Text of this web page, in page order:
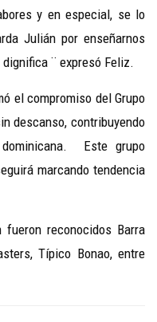
y en especial, se lo
Julián por enseñarnos
¨ expresó Feliz.
el compromiso del Grupo
descanso, contribuyendo
Este grupo
marcando tendencia
reconocidos Barra
Típico Bonao, entre